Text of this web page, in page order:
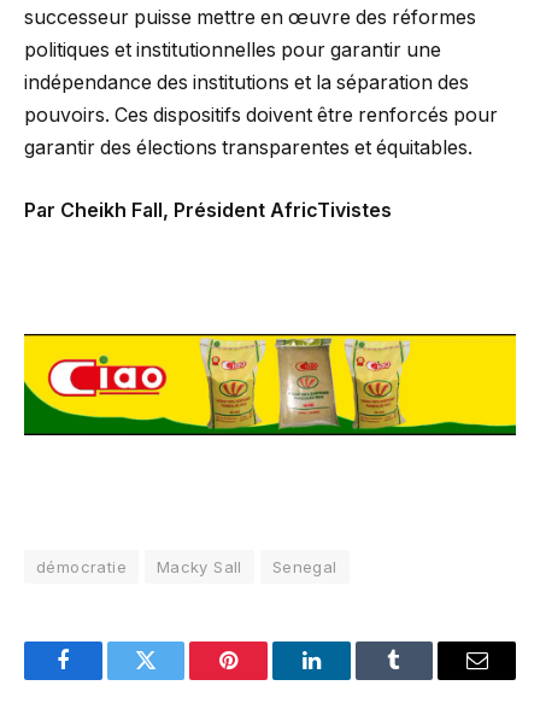
successeur puisse mettre en œuvre des réformes
politiques et institutionnelles pour garantir une
indépendance des institutions et la séparation des
pouvoirs. Ces dispositifs doivent être renforcés pour
garantir des élections transparentes et équitables.
Par Cheikh Fall, Président AfricTivistes
démocratie Macky Sall Senegal
FacebookTwitter Pinterest LinkedInTumblr Email